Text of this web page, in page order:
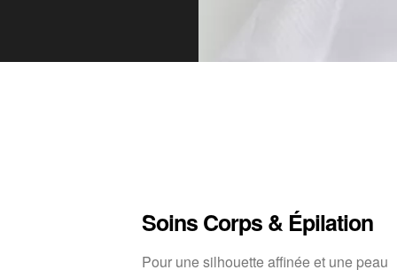
Soins Corps & Épilation
Pour une silhouette affinée et une peau